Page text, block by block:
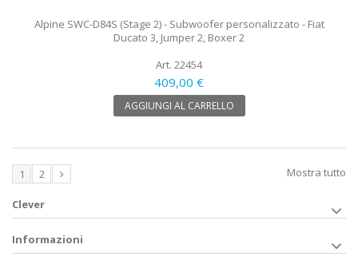
Alpine SWC-D84S (Stage 2) - Subwoofer personalizzato - Fiat
Ducato 3, Jumper 2, Boxer 2
Art. 22454
409,00 €
AGGIUNGI AL CARRELLO
Mostra tutto
1 2
Clever
Informazioni